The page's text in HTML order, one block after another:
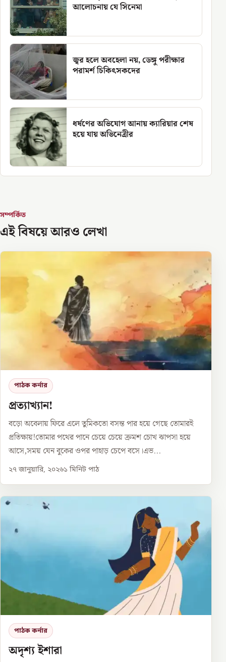
আলোচনায় যে সিনেমা
জ্বর হলে অবহেলা নয়, ডেঙ্গু পরীক্ষার
পরামর্শ চিকিৎসকদের
ধর্ষণের অভিযোগ আনায় ক্যারিয়ার শেষ
হয়ে যায় অভিনেত্রীর
সম্পর্কিত
এই বিষয়ে আরও লেখা
পাঠক কর্নার
প্রত্যাখ্যান!
বড়ো অবেলায় ফিরে এলে তুমিকতো বসন্ত পার হয়ে গেছে তোমারই
প্রতিক্ষায়!তোমার পথের পানে চেয়ে চেয়ে ক্রমশ চোখ ঝাপসা হয়ে
আসে,সময় যেন বুকের ওপর পাহাড় চেপে বসে।এভ...
২৭ জানুয়ারি, ২০২৬১ মিনিট পাঠ
পাঠক কর্নার
অদৃশ্য ইশারা